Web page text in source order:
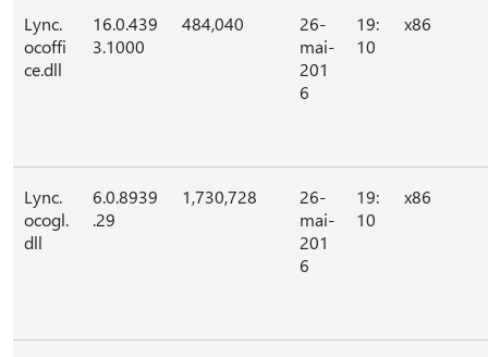
Lync.
ocoffi
ce.dll
16.0.439
3.1000
484,040
26-
mai-
201
6
19:
10
x86
Lync.
ocogl.
dll
6.0.8939
.29
1,730,728
26-
mai-
201
6
19:
10
x86